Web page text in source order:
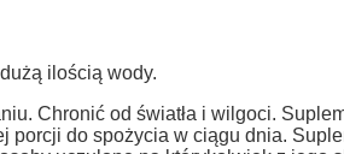
ilością wody.
Chronić od światła i wilgoci.
porcji do spożycia w ciągu dnia.